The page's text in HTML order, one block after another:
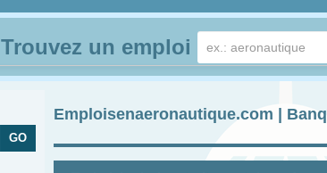
Trouvez un emploi
Emploisenaeronautique.com |